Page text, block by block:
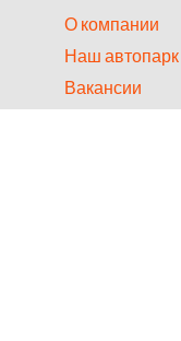
О компании
Наш автопарк
Вакансии